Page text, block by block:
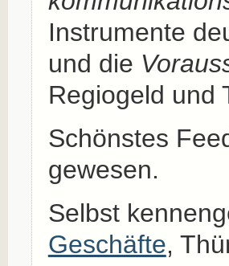
Instrumente
und die
Regiogeld und
Schönstes
gewesen.
Selbst
Geschäfte,